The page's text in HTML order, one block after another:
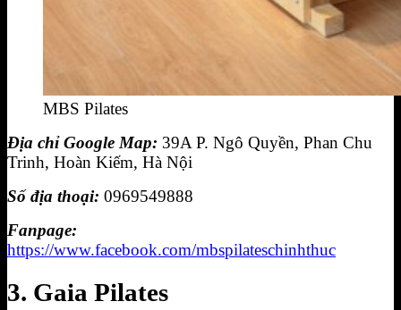
MBS Pilates
Địa chỉ Google Map: 39A P. Ngô Quyền, Phan Chu
Trinh, Hoàn Kiếm, Hà Nội
Số địa thoại: 0969549888
Fanpage:
https://www.facebook.com/mbspilateschinhthuc
3. Gaia Pilates